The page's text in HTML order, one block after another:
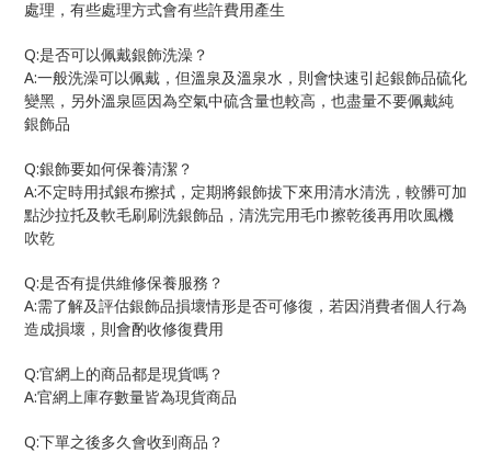
處理，有些處理方式會有些許費用產生
Q:是否可以佩戴銀飾洗澡？
A:一般洗澡可以佩戴，但溫泉及溫泉水，則會快速引起銀飾品硫化
變黑，另外溫泉區因為空氣中硫含量也較高，也盡量不要佩戴純
銀飾品
Q:銀飾要如何保養清潔？
A:不定時用拭銀布擦拭，定期將銀飾拔下來用清水清洗，較髒可加
點沙拉托及軟毛刷刷洗銀飾品，清洗完用毛巾擦乾後再用吹風機
吹乾
Q:是否有提供維修保養服務？
A:需了解及評估銀飾品損壞情形是否可修復，若因消費者個人行為
造成損壞，則會酌收修復費用
Q:官網上的商品都是現貨嗎？
A:官網上庫存數量皆為現貨商品
Q:下單之後多久會收到商品？